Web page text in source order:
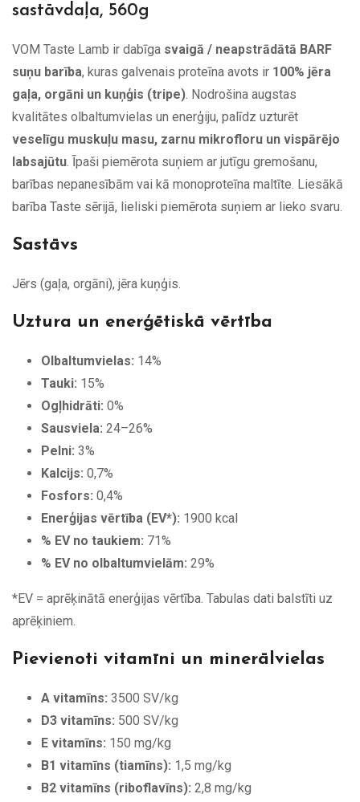
sastāvdaļa, 560g
VOM Taste Lamb ir dabīga svaigā / neapstrādātā BARF
suņu barība, kuras galvenais proteīna avots ir 100% jēra
gaļa, orgāni un kuņģis (tripe). Nodrošina augstas
kvalitātes olbaltumvielas un enerģiju, palīdz uzturēt
veselīgu muskuļu masu, zarnu mikrofloru un vispārējo
labsajūtu. Īpaši piemērota suņiem ar jutīgu gremošanu,
barības nepanesībām vai kā monoproteīna maltīte. Liesākā
barība Taste sērijā, lieliski piemērota suņiem ar lieko svaru.
Sastāvs
Jērs (gaļa, orgāni), jēra kuņģis.
Uztura un enerģētiskā vērtība
Olbaltumvielas: 14%
Tauki: 15%
Ogļhidrāti: 0%
Sausviela: 24–26%
Pelni: 3%
Kalcijs: 0,7%
Fosfors: 0,4%
Enerģijas vērtība (EV*): 1900 kcal
% EV no taukiem: 71%
% EV no olbaltumvielām: 29%
*EV = aprēķinātā enerģijas vērtība. Tabulas dati balstīti uz
aprēķiniem.
Pievienoti vitamīni un minerālvielas
A vitamīns: 3500 SV/kg
D3 vitamīns: 500 SV/kg
E vitamīns: 150 mg/kg
B1 vitamīns (tiamīns): 1,5 mg/kg
B2 vitamīns (riboflavīns): 2,8 mg/kg